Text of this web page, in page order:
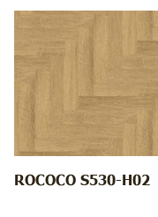
ROCOCO S530-H02